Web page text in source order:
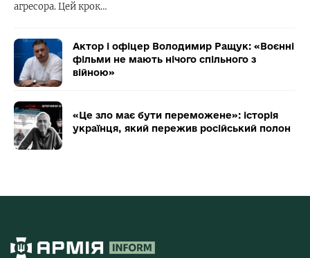
агресора. Цей крок…
Актор і офіцер Володимир Ращук: «Воєнні
фільми не мають нічого спільного з
війною»
«Це зло має бути переможене»: історія
українця, який пережив російський полон